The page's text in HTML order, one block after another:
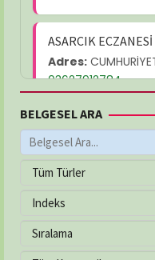
ASARCIK ECZANESİ
Adres:
03627912784
AYŞEGÜL ECZANESİ
Adres:MEVLANA
NO:21/C
ÇAKIRLAR ECZANESİ
BELGESEL ARA